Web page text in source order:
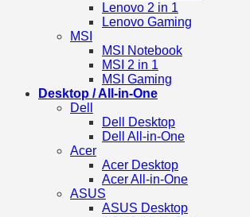
Lenovo 2 in 1
Lenovo Gaming
MSI
MSI Notebook
MSI 2 in 1
MSI Gaming
Desktop / All-in-One
Dell
Dell Desktop
Dell All-in-One
Acer
Acer Desktop
Acer All-in-One
ASUS
ASUS Desktop